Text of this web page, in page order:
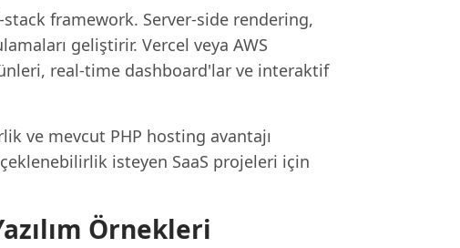
stack framework. Server-side rendering,
geliştirir. Vercel veya AWS
real-time dashboard'lar ve interaktif
ve mevcut PHP hosting avantajı
isteyen SaaS projeleri için
Örnekleri